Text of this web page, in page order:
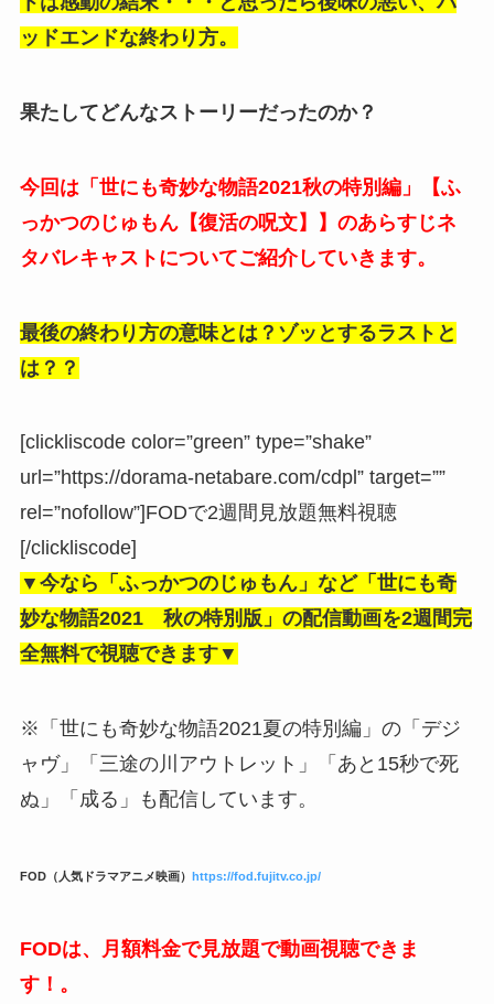
ッドエンドな終わり方。
果たしてどんなストーリーだったのか？
今回は「世にも奇妙な物語2021秋の特別編」【ふ
っかつのじゅもん【復活の呪文】】のあらすじネ
タバレキャストについてご紹介していきます。
最後の終わり方の意味とは？ゾッとするラストと
は？？
[clickliscode color=”green” type=”shake”
url=”https://dorama-netabare.com/cdpl” target=””
rel=”nofollow”]FODで2週間見放題無料視聴
[/clickliscode]
▼今なら「ふっかつのじゅもん」など「世にも奇
妙な物語2021 秋の特別版」の配信動画を2週間完
全無料で視聴できます▼
※「世にも奇妙な物語2021夏の特別編」の「デジ
ャヴ」「三途の川アウトレット」「あと15秒で死
ぬ」「成る」も配信しています。
FOD（人気ドラマアニメ映画） https://fod.fujitv.co.jp/
FODは、月額料金で見放題で動画視聴できま
す！。